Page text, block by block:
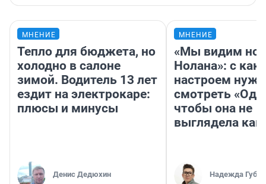
МНЕНИЕ
Тепло для бюджета, но
холодно в салоне
зимой. Водитель 13 лет
ездит на электрокаре:
плюсы и минусы
Денис Дедюхин
МНЕНИЕ
«Мы видим
Нолана»: с
настроем
смотреть
чтобы она не
выглядела как
Надежда